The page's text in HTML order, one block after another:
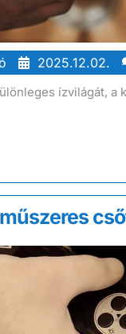
2025.12.02.
ízvilágát, a